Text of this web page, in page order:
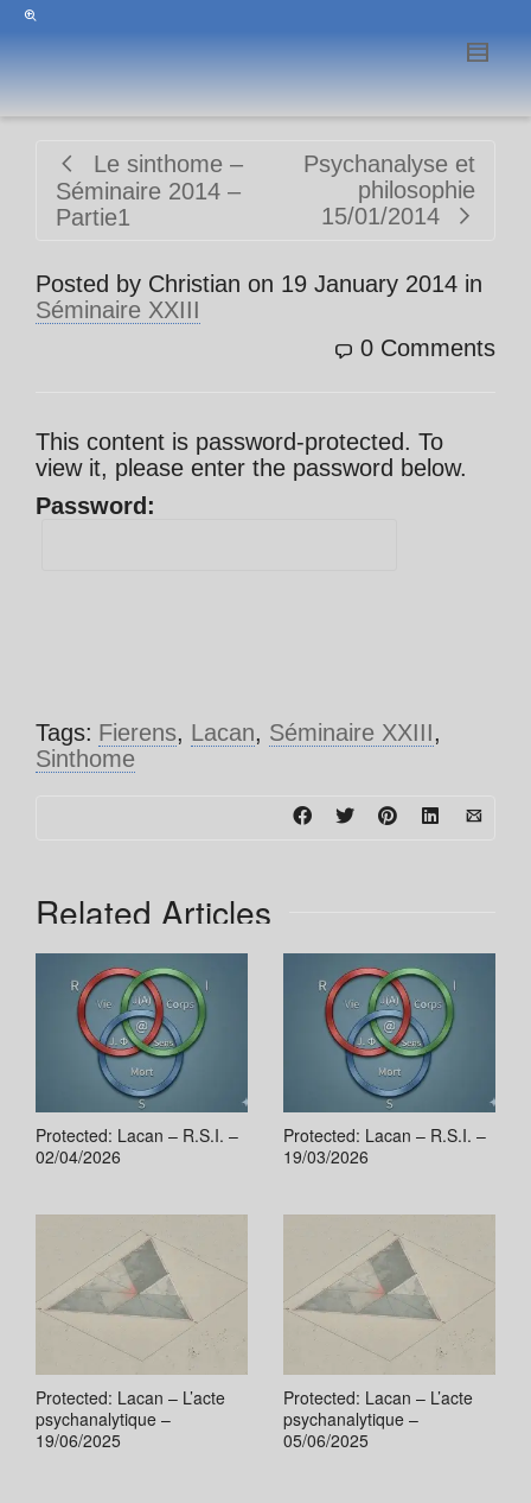
Le sinthome –
Séminaire 2014 –
Partie1
Psychanalyse et
philosophie
15/01/2014
Posted by Christian on 19 January 2014 in
Séminaire XXIII
0 Comments
This content is password-protected. To
view it, please enter the password below.
Password:
Tags: Fierens, Lacan, Séminaire XXIII,
Sinthome
Related Articles
Protected: Lacan – R.S.I. –
02/04/2026
Protected: Lacan – R.S.I. –
19/03/2026
Protected: Lacan – L’acte
psychanalytique –
19/06/2025
Protected: Lacan – L’acte
psychanalytique –
05/06/2025